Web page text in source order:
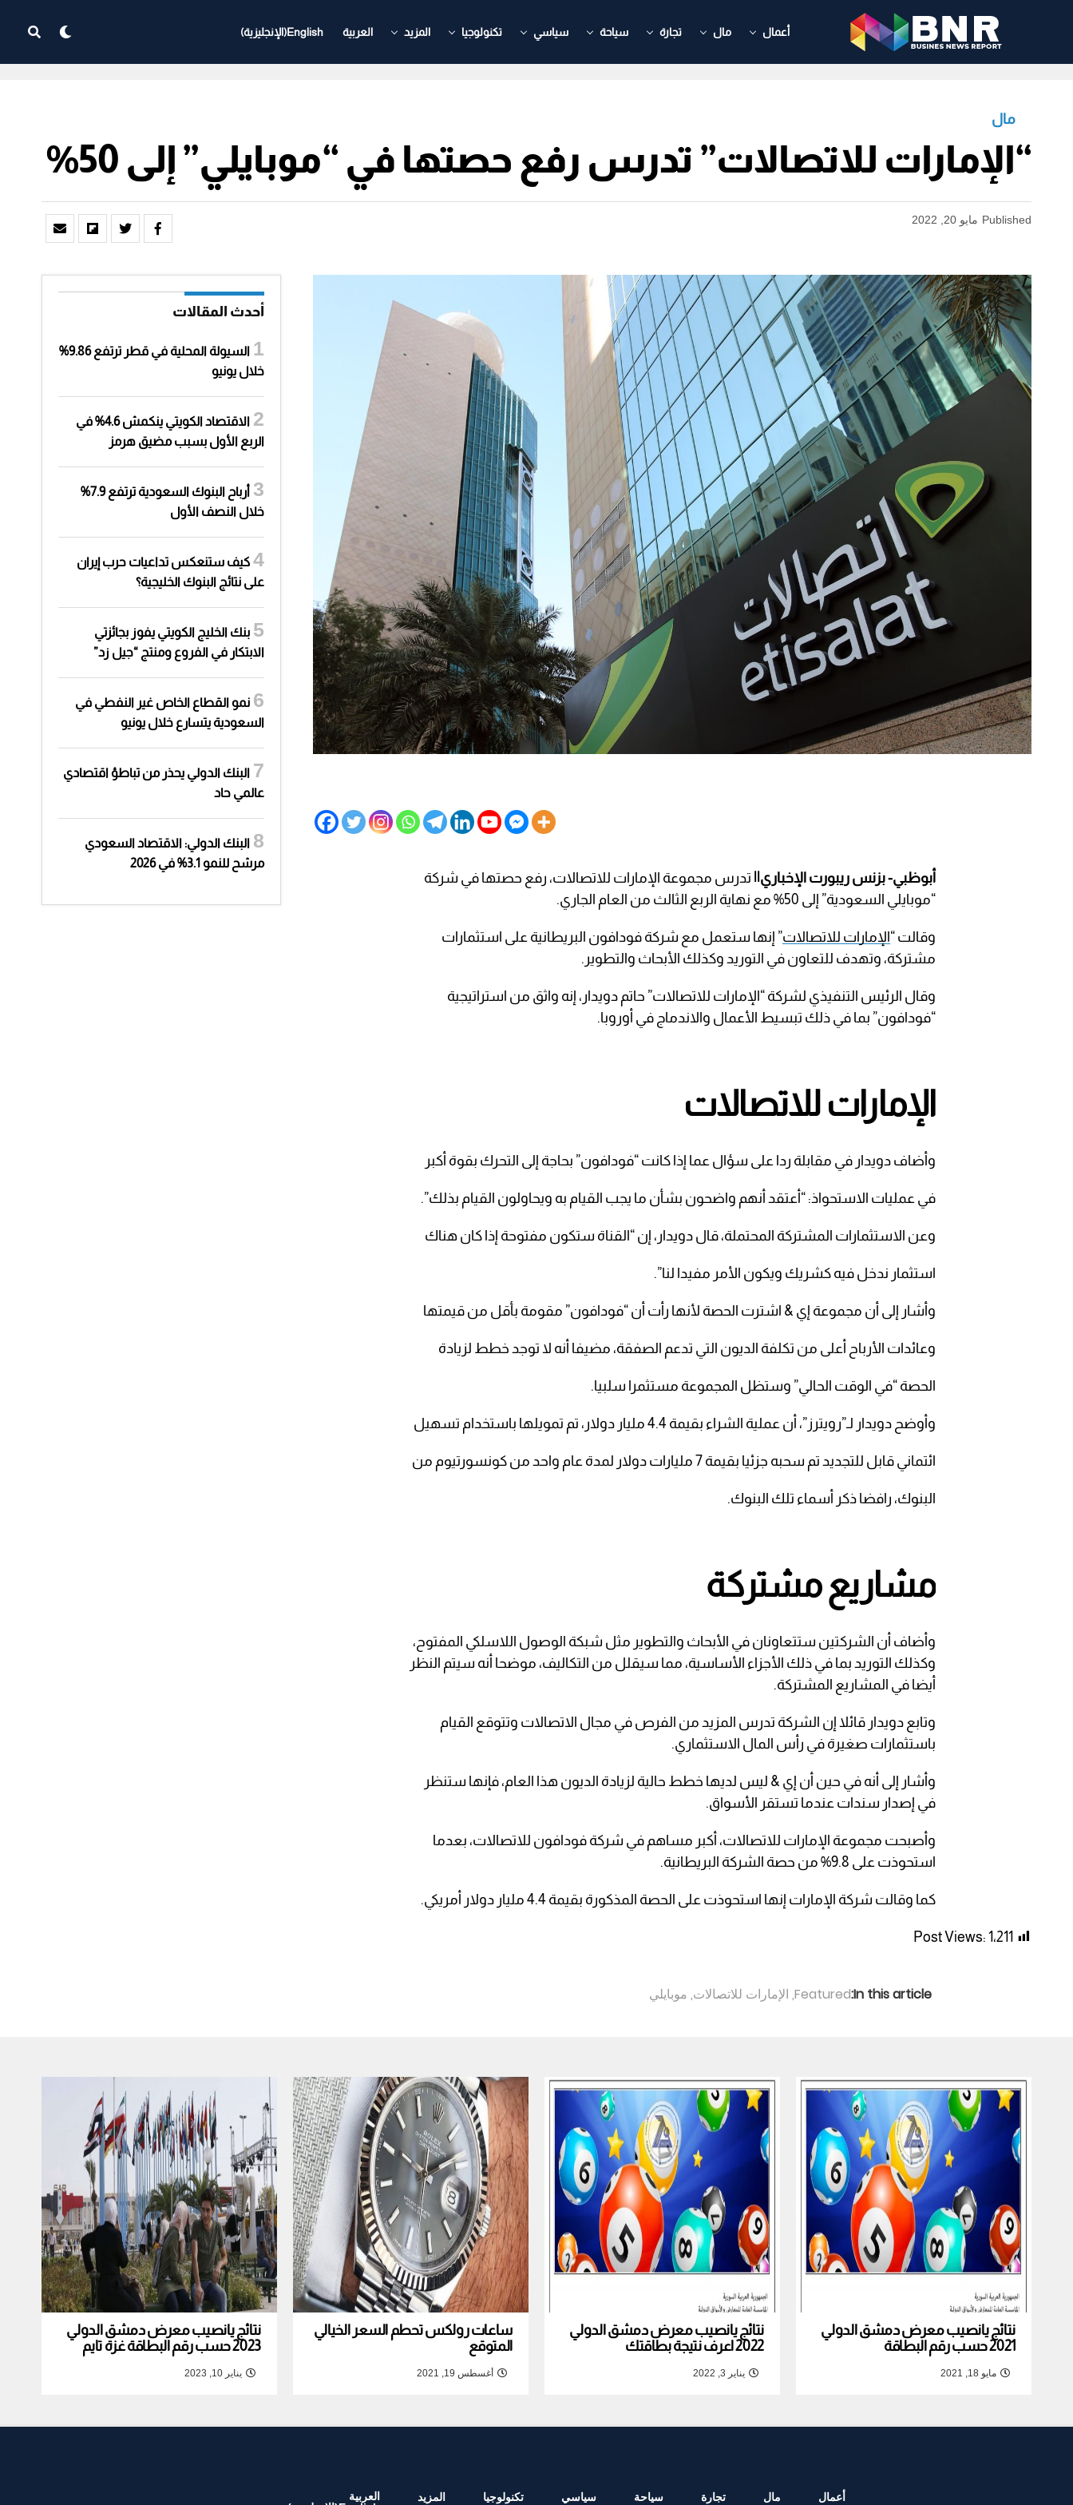
أعمال مال تجارة سياحة سياسي تكنولوجيا المزيد العربية English
(الإنجليزية)
مال
“الإمارات للاتصالات” تدرس رفع حصتها في “موبايلي” إلى 50%
Published مايو 20, 2022
أبوظبي- بزنس ريبورت الإخباري||
تدرس مجموعة الإمارات للاتصالات، رفع حصتها في شركة
“موبايلي السعودية” إلى 50% مع نهاية الربع الثالث من العام الجاري.
وقالت “الإمارات للاتصالات” إنها ستعمل مع شركة فودافون البريطانية على استثمارات
مشتركة، وتهدف للتعاون في التوريد وكذلك الأبحاث والتطوير.
وقال الرئيس التنفيذي لشركة “الإمارات للاتصالات” حاتم دويدار، إنه واثق من استراتيجية
“فودافون” بما في ذلك تبسيط الأعمال والاندماج في أوروبا.
الإمارات للاتصالات
وأضاف دويدار في مقابلة ردا على سؤال عما إذا كانت “فودافون” بحاجة إلى التحرك بقوة أكبر
في عمليات الاستحواذ: “أعتقد أنهم واضحون بشأن ما يجب القيام به ويحاولون القيام بذلك”.
وعن الاستثمارات المشتركة المحتملة، قال دويدار، إن “القناة ستكون مفتوحة إذا كان هناك
استثمار ندخل فيه كشريك ويكون الأمر مفيدا لنا”.
وأشار إلى أن مجموعة إي & اشترت الحصة لأنها رأت أن “فودافون” مقومة بأقل من قيمتها
وعائدات الأرباح أعلى من تكلفة الديون التي تدعم الصفقة، مضيفا أنه لا توجد خطط لزيادة
الحصة “في الوقت الحالي” وستظل المجموعة مستثمرا سلبيا.
وأوضح دويدار لـ”رويترز”، أن عملية الشراء بقيمة 4.4 مليار دولار، تم تمويلها باستخدام تسهيل
ائتماني قابل للتجديد تم سحبه جزئيا بقيمة 7 مليارات دولار لمدة عام واحد من كونسورتيوم من
البنوك، رافضا ذكر أسماء تلك البنوك.
مشاريع مشتركة
وأضاف أن الشركتين ستتعاونان في الأبحاث والتطوير مثل شبكة الوصول اللاسلكي المفتوح،
وكذلك التوريد بما في ذلك الأجزاء الأساسية، مما سيقلل من التكاليف، موضحا أنه سيتم النظر
أيضا في المشاريع المشتركة.
وتابع دويدار قائلا إن الشركة تدرس المزيد من الفرص في مجال الاتصالات وتتوقع القيام
باستثمارات صغيرة في رأس المال الاستثماري.
وأشار إلى أنه في حين أن إي & ليس لديها خطط حالية لزيادة الديون هذا العام، فإنها ستنظر
في إصدار سندات عندما تستقر الأسواق.
وأصبحت مجموعة الإمارات للاتصالات، أكبر مساهم في شركة فودافون للاتصالات، بعدما
استحوذت على 9.8% من حصة الشركة البريطانية.
كما وقالت شركة الإمارات إنها استحوذت على الحصة المذكورة بقيمة 4.4 مليار دولار أمريكي.
Post Views: 1٬211
In this article:
Featured
, الإمارات للاتصالات, موبايلي
أحدث المقالات
السيولة المحلية في قطر ترتفع 9.86%
خلال يونيو
الاقتصاد الكويتي ينكمش 4.6% في
الربع الأول بسبب مضيق هرمز
أرباح البنوك السعودية ترتفع 7.9%
خلال النصف الأول
كيف ستنعكس تداعيات حرب إيران
على نتائج البنوك الخليجية؟
بنك الخليج الكويتي يفوز بجائزتي
الابتكار في الفروع ومنتج “جيل زد”
نمو القطاع الخاص غير النفطي في
السعودية يتسارع خلال يونيو
البنك الدولي يحذر من تباطؤ اقتصادي
عالمي حاد
البنك الدولي: الاقتصاد السعودي
مرشح للنمو 3.1% في 2026
نتائج يانصيب معرض دمشق الدولي
2021 حسب رقم البطاقة
مايو 18, 2021
نتائج يانصيب معرض دمشق الدولي
2022 اعرف نتيجة بطاقتك
يناير 3, 2022
ساعات رولكس تحطم السعر الخيالي
المتوقع
أغسطس 19, 2021
نتائج يانصيب معرض دمشق الدولي
2023 حسب رقم البطاقة غزة تايم
يناير 10, 2023
أعمال مال تجارة سياحة سياسي تكنولوجيا المزيد
العربية